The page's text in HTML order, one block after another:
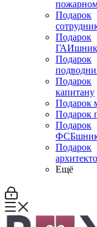
Подарок
Подарок
Подарок
Подарок
капитану
Подарок
Подарок
Подарок
Подарок
Ещё